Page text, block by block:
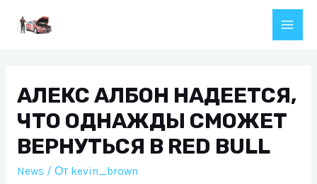
Main
АЛЕКС АЛБОН НАДЕЕТСЯ,
ЧТО ОДНАЖДЫ СМОЖЕТ
ВЕРНУТЬСЯ В RED BULL
News / От kevin_brown